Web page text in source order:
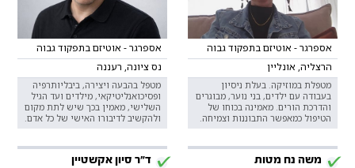
אספרגר - אוטיזם בתפקוד גבוה
הרצליה, אונליין
מטפלת במוזיקה. בעלת ניסיון
בעבודה עם ילדים, בני נוער, מבוגרים
והדרכת הורים. מאמינה בכוחו של
הטיפול כמאפשר התבוננות וצמיחה.
אספרגר - אוטיזם בתפקוד גבוה
נס ציונה, רעננה
מטפל בהבעה ויצירה, ביבליותרפיה
ופסיכואנליטיקאי, מילדים ועד הגיל
השלישי, מאמין בכך שיש לתת מקום
ולהקשיב לדיבורו האישי של כל אדם.
משה נח מטות ד"ר סיון אקשטיין